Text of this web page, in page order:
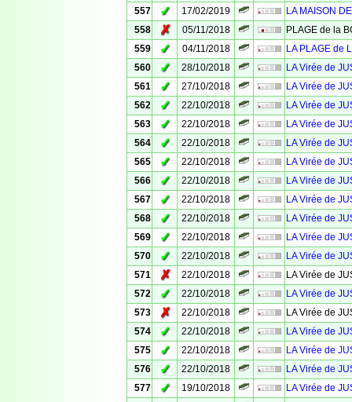
557
✓ 17/02/2019
LA MAISON
558
✗ 05/11/2018
PLAGE de la
559
✓ 04/11/2018
LA PLAGE de
560
✓ 28/10/2018
LA Virée de
561
✓ 27/10/2018
LA Virée de
562
✓ 22/10/2018
LA Virée de
563
✓ 22/10/2018
LA Virée de
564
✓ 22/10/2018
LA Virée de
565
✓ 22/10/2018
LA Virée de
566
✓ 22/10/2018
LA Virée de
567
✓ 22/10/2018
LA Virée de
568
✓ 22/10/2018
LA Virée de
569
✓ 22/10/2018
LA Virée de
570
✓ 22/10/2018
LA Virée de
571
✗ 22/10/2018
LA Virée de
572
✓ 22/10/2018
LA Virée de
573
✗ 22/10/2018
LA Virée de
574
✓ 22/10/2018
LA Virée de
575
✓ 22/10/2018
LA Virée de
576
✓ 22/10/2018
LA Virée de
577
✓ 19/10/2018
LA Virée de